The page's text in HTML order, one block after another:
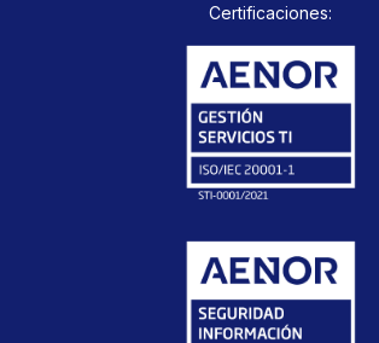
Certificaciones: